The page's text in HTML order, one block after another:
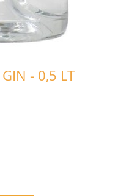
GIN - 0,5 LT